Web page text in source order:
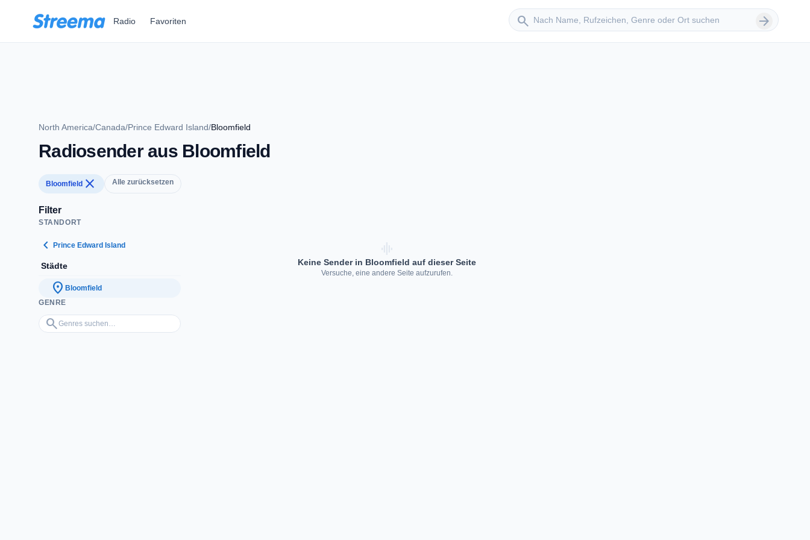
Radio Favoriten search
Sender suchen arrow_forward
North America/Canada/Prince Edward Island/Bloomfield
Radiosender aus Bloomfield
Bloomfield close Alle zurücksetzen
Filter
STANDORT
chevron_left Prince Edward Island
Städte
location_on Bloomfield
GENRE
search
Genres suchen…
Keine Sender in Bloomfield auf dieser Seite
Versuche, eine andere Seite aufzurufen.